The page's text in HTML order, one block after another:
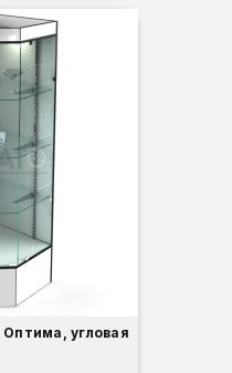
угловая